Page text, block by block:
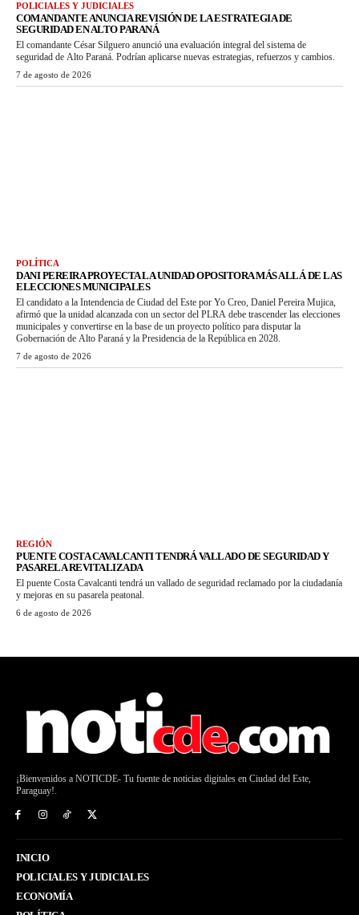
POLICIALES Y JUDICIALES
COMANDANTE ANUNCIA REVISIÓN DE LA ESTRATEGIA DE
SEGURIDAD EN ALTO PARANÁ
El comandante César Silguero anunció una evaluación integral del sistema de
seguridad de Alto Paraná. Podrían aplicarse nuevas estrategias, refuerzos y cambios.
7 de agosto de 2026
POLÍTICA
DANI PEREIRA PROYECTA LA UNIDAD OPOSITORA MÁS ALLÁ DE LAS
ELECCIONES MUNICIPALES
El candidato a la Intendencia de Ciudad del Este por Yo Creo, Daniel Pereira Mujica,
afirmó que la unidad alcanzada con un sector del PLRA debe trascender las elecciones
municipales y convertirse en la base de un proyecto político para disputar la
Gobernación de Alto Paraná y la Presidencia de la República en 2028.
7 de agosto de 2026
REGIÓN
PUENTE COSTA CAVALCANTI TENDRÁ VALLADO DE SEGURIDAD Y
PASARELA REVITALIZADA
El puente Costa Cavalcanti tendrá un vallado de seguridad reclamado por la ciudadanía
y mejoras en su pasarela peatonal.
6 de agosto de 2026
¡Bienvenidos a NOTICDE- Tu fuente de noticias digitales en Ciudad del Este,
Paraguay!.
INICIO
POLICIALES Y JUDICIALES
ECONOMÍA